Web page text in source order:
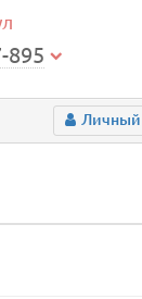
895
Личный